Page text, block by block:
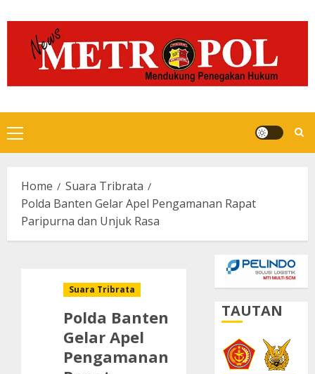
to
content
Primary
Menu
Home
Suara Tribrata
Polda Banten Gelar Apel Pengamanan Rapat
Paripurna dan Unjuk Rasa
Suara Tribrata
Polda Banten
Gelar Apel
Pengamanan
TAUTAN